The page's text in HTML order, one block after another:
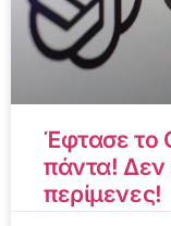
Έφτασε το
πάντα! Δεν
περίμενες!